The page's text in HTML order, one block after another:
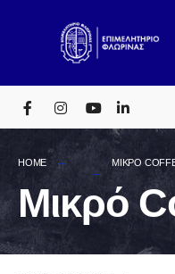
HOME ΜΙΚΡΌ
Μικρό